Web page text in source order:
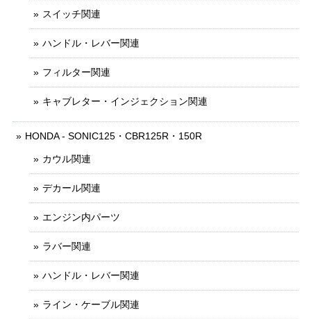
スイッチ関連
ハンドル・レバー関連
フィルター関連
キャブレター・インジェクション関連
HONDA - SONIC125・CBR125R・150R
カウル関連
デカール関連
エンジン内パーツ
ラバー関連
ハンドル・レバー関連
ライン・ケーブル関連